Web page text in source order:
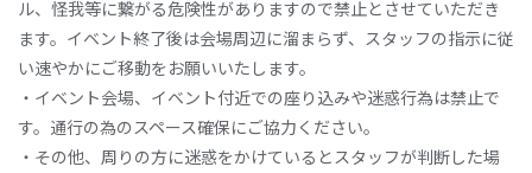
ル、怪我等に繋がる危険性がありますので禁止とさせていただき
ます。イベント終了後は会場周辺に溜まらず、スタッフの指示に従
い速やかにご移動をお願いいたします。
・イベント会場、イベント付近での座り込みや迷惑行為は禁止で
す。通行の為のスペース確保にご協力ください。
・その他、周りの方に迷惑をかけているとスタッフが判断した場